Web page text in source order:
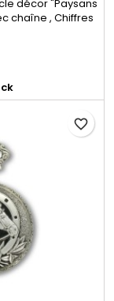
décor "Paysans
chaîne , Chiffres
3 aiguilles et
favorite_border